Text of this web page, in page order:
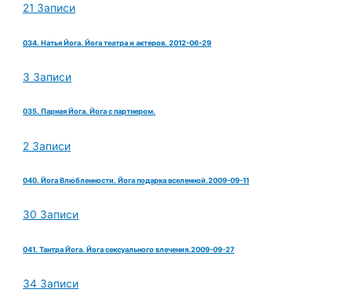
21 Записи
034. Натья Йога. Йога театра и актеров. 2012-06-29
3 Записи
035. Парная Йога. Йога с партнером.
2 Записи
040. Йога Влюбленности. Йога подарка вселенной.2009-09-11
30 Записи
041. Тантра Йога. Йога сексуального влечения.2009-09-27
34 Записи